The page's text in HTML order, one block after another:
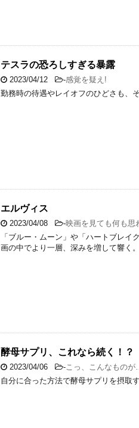
テスラの恐ろしすぎる暴露
2023/04/12 -感覚を疑え!
勤務時の待遇やレイオフのひどさも、
エルヴィス
2023/04/08 -映画を見ても何も思
「ブルー・ムーン」や「ハートブレ
画の中でより一層、深みを増して響く。
酵母サプリ、これなら続く！？
2023/04/06 -こっ、こんなものが
自分に合った方法で酵母サプリを摂取